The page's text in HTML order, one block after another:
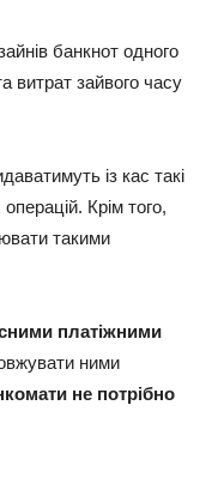
банкнот одного
витрат зайвого часу
із кас такі
Крім того,
такими
платіжними
ними
не потрібно